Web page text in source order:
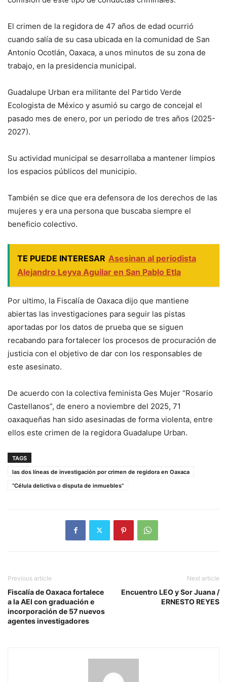
El crimen de la regidora de 47 años de edad ocurrió
cuando salía de su casa ubicada en la comunidad de San
Antonio Ocotlán, Oaxaca, a unos minutos de su zona de
trabajo, en la presidencia municipal.
Guadalupe Urban era militante del Partido Verde
Ecologista de México y asumió su cargo de concejal el
pasado mes de enero, por un periodo de tres años (2025-
2027).
Su actividad municipal se desarrollaba a mantener limpios
los espacios públicos del municipio.
También se dice que era defensora de los derechos de las
mujeres y era una persona que buscaba siempre el
beneficio colectivo.
TE PUEDE INTERESAR Asesinan al periodista
Alejandro Leyva Aguilar en San Pablo Etla
Por ultimo, la Fiscalía de Oaxaca dijo que mantiene
abiertas las investigaciones para seguir las pistas
aportadas por los datos de prueba que se siguen
recabando para fortalecer los procesos de procuración de
justicia con el objetivo de dar con los responsables de
este asesinato.
De acuerdo con la colectiva feminista Ges Mujer “Rosario
Castellanos”, de enero a noviembre del 2025, 71
oaxaqueñas han sido asesinadas de forma violenta, entre
ellos este crimen de la regidora Guadalupe Urban.
TAGS
las dos líneas de investigación por crimen de regidora en Oaxaca
“Célula delictiva o disputa de inmuebles”
Previous article
Fiscalía de Oaxaca fortalece
a la AEI con graduación e
incorporación de 57 nuevos
agentes investigadores
Next article
Encuentro LEO y Sor Juana /
ERNESTO REYES